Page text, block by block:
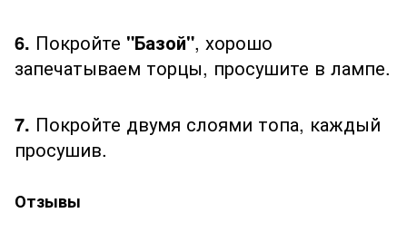
6. Покройте "Базой", хорошо
запечатываем торцы, просушите в лампе.
7. Покройте двумя слоями топа, каждый
просушив.
Отзывы